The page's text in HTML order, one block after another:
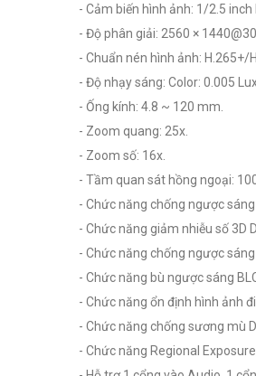
- Cảm biến hình ảnh: 1/2.5 inch
- Độ phân giải: 2560 ×
- Chuẩn nén hình ảnh: H.265+/
- Độ nhạy sáng: Color: 0.005
- Ống kính: 4.8 ~ 120 mm.
- Zoom quang: 25x.
- Zoom số: 16x.
- Tầm quan sát hồng ngoại:
- Chức năng chống ngược sáng
- Chức năng giảm nhiễu số 3D
- Chức năng chống ngược sáng
- Chức năng bù ngược sáng
- Chức năng ổn định hình ảnh
- Chức năng chống sương mù
- Chức năng Regional